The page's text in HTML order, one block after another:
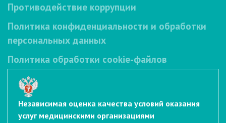
Противодействие коррупции
Политика конфиденциальности и обработки
персональных данных
Политика обработки cookie-файлов
Независимая оценка качества условий оказания
услуг медицинскими организациями